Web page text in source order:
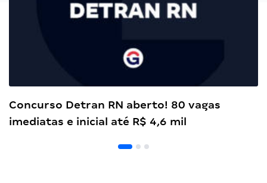
Concurso Detran RN aberto! 80 vagas
imediatas e inicial até R$ 4,6 mil